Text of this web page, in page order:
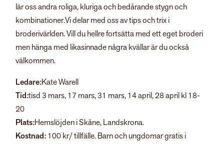
lär oss andra roliga, kluriga och bedårande stygn och
kombinationer.Vi delar med oss av tips och trix i
broderivärlden. Vill du hellre fortsätta med ett eget broderi
men hänga med likasinnade några kvällar är du också
välkommen.
Ledare:Kate Warell
Tid:tisd 3 mars, 17 mars, 31 mars, 14 april, 28 april kl 18-
20
Plats:Hemslöjden i Skåne, Landskrona.
Kostnad: 100 kr/ tillfälle. Barn och ungdomar gratis i